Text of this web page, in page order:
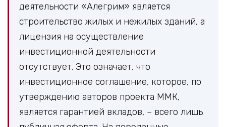
деятельности «Алегрим» является
строительство жилых и нежилых зданий, а
лицензия на осуществление
инвестиционной деятельности
отсутствует. Это означает, что
инвестиционное соглашение, которое, по
утверждению авторов проекта ММК,
является гарантией вкладов, – всего лишь